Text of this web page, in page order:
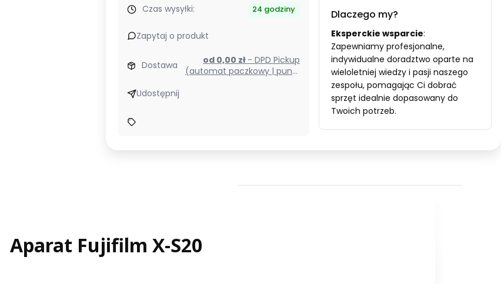
Czas wysyłki: 24 godziny
Zapytaj o produkt
Dostawa od 0,00 zł - DPD Pickup
(automat paczkowy | punkt
Udostępnij
Dlaczego my?
Eksperckie wsparcie:
Zapewniamy profesjonalne,
indywidualne doradztwo oparte na
wieloletniej wiedzy i pasji naszego
zespołu, pomagając Ci dobrać
sprzęt idealnie dopasowany do
Twoich potrzeb.
Aparat Fujifilm X-S20